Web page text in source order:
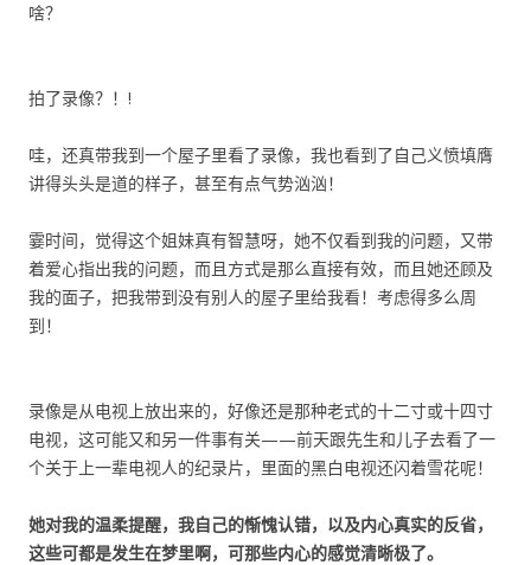
啥？
拍了录像？！!
哇，还真带我到一个屋子里看了录像，我也看到了自己义愤填膺
讲得头头是道的样子，甚至有点气势汹汹！
霎时间，觉得这个姐妹真有智慧呀，她不仅看到我的问题，又带
着爱心指出我的问题，而且方式是那么直接有效，而且她还顾及
我的面子，把我带到没有别人的屋子里给我看！考虑得多么周
到！
录像是从电视上放出来的，好像还是那种老式的十二寸或十四寸
电视，这可能又和另一件事有关——前天跟先生和儿子去看了一
个关于上一辈电视人的纪录片，里面的黑白电视还闪着雪花呢！
她对我的温柔提醒，我自己的惭愧认错，以及内心真实的反省，
这些可都是发生在梦里啊，可那些内心的感觉清晰极了。